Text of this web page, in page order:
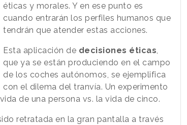
éticas y morales. Y en ese punto es
cuando entrarán los perfiles humanos que
tendrán que atender estas acciones.
Esta aplicación de decisiones éticas
que ya se están produciendo en el campo
de los coches autónomos, se ejemplifica
con el dilema del tranvía. Un experimento
de una persona vs. la vida de cinco.
retratada en la gran pantalla a través